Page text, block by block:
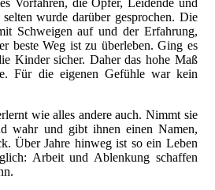
wurde darüber gesprochen. Die
Schweigen auf und der Erfahrung,
beste Weg ist zu überleben. Ging es
Kinder sicher. Daher das hohe Maß
Für die eigenen Gefühle war kein
wie alles andere auch. Nimmt sie
wahr und gibt ihnen einen Namen,
Über Jahre hinweg ist so ein Leben
Arbeit und Ablenkung schaffen